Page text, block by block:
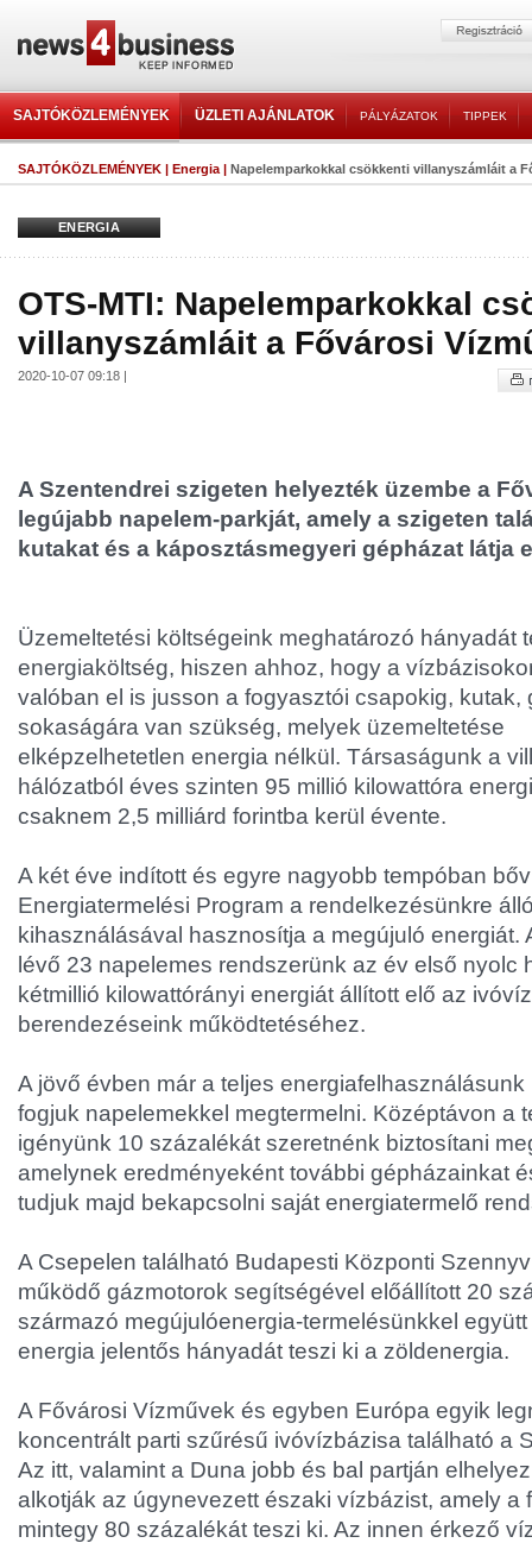
SAJTÓKÖZLEMÉNYEK ÜZLETI AJÁNLATOK PÁLYÁZATOK TIPPEK
SAJTÓKÖZLEMÉNYEK | Energia | Napelemparkokkal csökkenti villanyszámláit a
ENERGIA
OTS-MTI: Napelemparkokkal
villanyszámláit a Fővárosi
2020-10-07 09:18 |
A Szentendrei szigeten helyezték üzembe a
legújabb napelem-parkját, amely a szigeten
kutakat és a káposztásmegyeri gépházat látja
Üzemeltetési költségeink meghatározó hányadát
energiaköltség, hiszen ahhoz, hogy a
valóban el is jusson a fogyasztói csapokig, kutak,
sokaságára van szükség, melyek üzemeltetése
elképzelhetetlen energia nélkül. Társaságunk a
hálózatból éves szinten 95 millió kilowattóra
csaknem 2,5 milliárd forintba kerül évente.
A két éve indított és egyre nagyobb tempóban
Energiatermelési Program a rendelkezésünkre
kihasználásával hasznosítja a megújuló energiát.
lévő 23 napelemes rendszerünk az év első nyolc
kétmillió kilowattórányi energiát állított elő az
berendezéseink működtetéséhez.
A jövő évben már a teljes
fogjuk napelemekkel megtermelni. Középtávon a
igényünk 10 százalékát szeretnénk biztosítani
amelynek eredményeként további gépházainkat
tudjuk majd bekapcsolni saját energiatermelő
A Csepelen található Budapesti Központi
működő gázmotorok segítségével előállított 20
származó megújulóenergia-termelésünkkel
energia jelentős hányadát teszi ki a zöldenergia.
A Fővárosi Vízművek és egyben Európa egyik
koncentrált parti szűrésű ivóvízbázisa található a
Az itt, valamint a Duna jobb és bal partján
alkotják az úgynevezett északi vízbázist, amely a
mintegy 80 százalékát teszi ki. Az innen érkező